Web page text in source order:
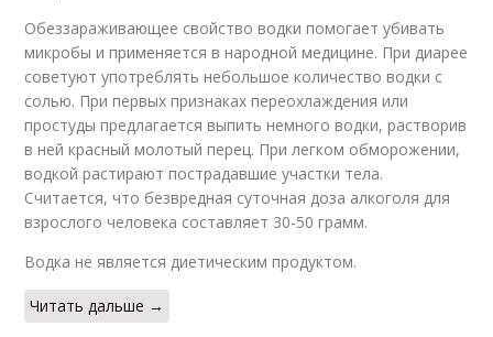
Обеззараживающее свойство водки помогает убивать
микробы и применяется в народной медицине. При диарее
советуют употреблять небольшое количество водки с
солью. При первых признаках переохлаждения или
простуды предлагается выпить немного водки, растворив
в ней красный молотый перец. При легком обморожении,
водкой растирают пострадавшие участки тела.
Считается, что безвредная суточная доза алкоголя для
взрослого человека составляет 30-50 грамм.
Водка не является диетическим продуктом.
Читать дальше →